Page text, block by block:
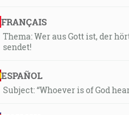
FRANÇAIS
Thema: Wer aus Gott ist, der
sendet!
ESPAÑOL
Subject: “Whoever is of God